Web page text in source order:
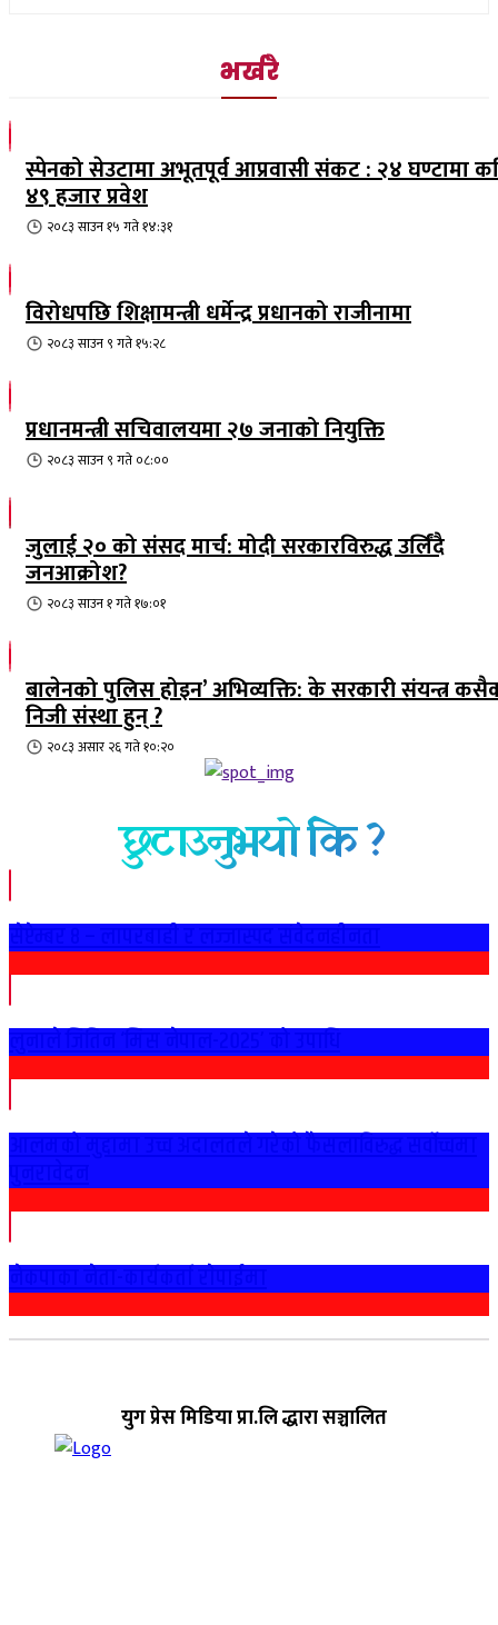
भर्खरै
स्पेनको सेउटामा अभूतपूर्व आप्रवासी संकट : २४ घण्टामा
४९ हजार प्रवेश
२०८३ साउन १५ गते १४:३१
विरोधपछि शिक्षामन्त्री धर्मेन्द्र प्रधानको राजीनामा
२०८३ साउन ९ गते १५:२८
प्रधानमन्त्री सचिवालयमा २७ जनाको नियुक्ति
२०८३ साउन ९ गते ०८:००
जुलाई २० को संसद मार्च: मोदी सरकारविरुद्ध उर्लिंदै
जनआक्रोश?
२०८३ साउन १ गते १७:०१
बालेनको पुलिस होइन’ अभिव्यक्ति: के सरकारी संयन्त्र
निजी संस्था हुन् ?
२०८३ असार २६ गते १०:२०
छुटाउनुभयो कि ?
युग प्रेस मिडिया प्रा.लि द्धारा सञ्चालित